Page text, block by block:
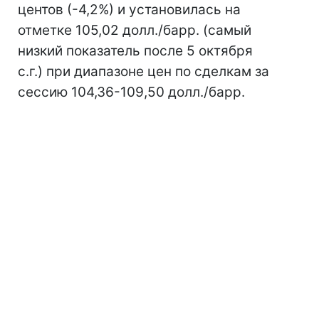
центов (-4,2%) и установилась на
отметке 105,02 долл./барр. (самый
низкий показатель после 5 октября
с.г.) при диапазоне цен по сделкам за
сессию 104,36-109,50 долл./барр.